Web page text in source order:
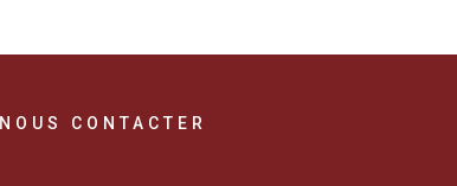
NOUS CONTACTER